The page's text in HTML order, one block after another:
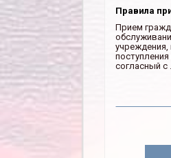
Правила
Прием
учреждения,
согласный с